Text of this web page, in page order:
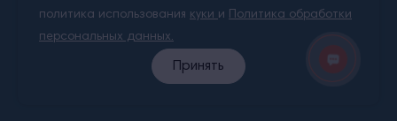
Политика обработки персональных данных
Пользовательское соглашение
политика использования куки и Политика обработки
персональных данных.
Принять